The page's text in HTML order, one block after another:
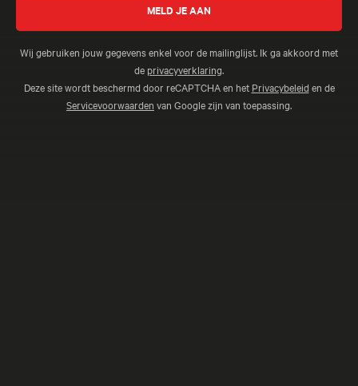
Wij gebruiken jouw gegevens enkel voor de mailinglijst. Ik ga akkoord met
de privacyverklaring.
Deze site wordt beschermd door reCAPTCHA en het Privacybeleid en de
Servicevoorwaarden van Google zijn van toepassing.